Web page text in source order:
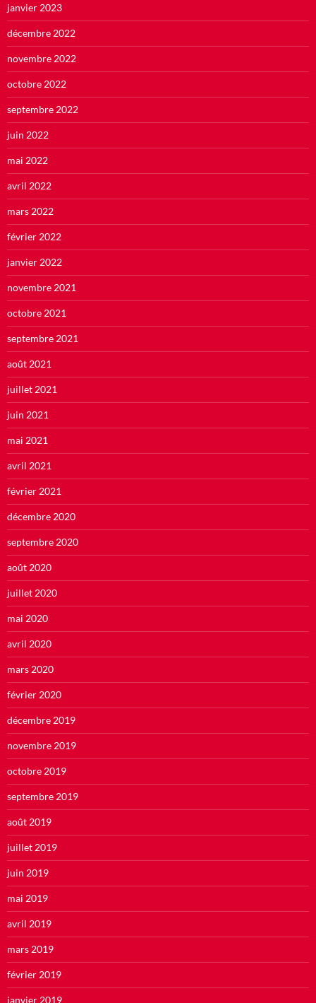
janvier 2023
décembre 2022
novembre 2022
octobre 2022
septembre 2022
juin 2022
mai 2022
avril 2022
mars 2022
février 2022
janvier 2022
novembre 2021
octobre 2021
septembre 2021
août 2021
juillet 2021
juin 2021
mai 2021
avril 2021
février 2021
décembre 2020
septembre 2020
août 2020
juillet 2020
mai 2020
avril 2020
mars 2020
février 2020
décembre 2019
novembre 2019
octobre 2019
septembre 2019
août 2019
juillet 2019
juin 2019
mai 2019
avril 2019
mars 2019
février 2019
janvier 2019